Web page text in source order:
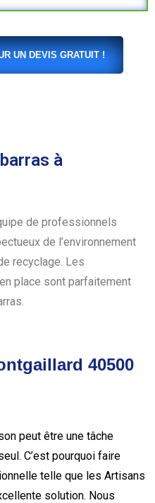
UN DEVIS GRATUIT !
à
de professionnels
de l’environnement
recyclage. Les
place sont parfaitement
40500
peut être une tâche
C’est pourquoi faire
telle que les Artisans
solution. Nous